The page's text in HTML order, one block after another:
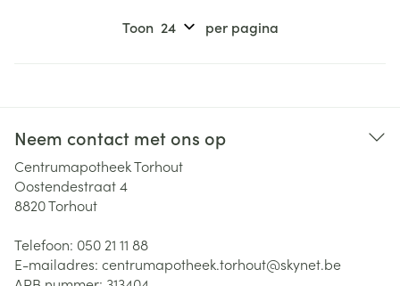
Toon per pagina
Neem contact met ons op
Centrumapotheek Torhout
Oostendestraat 4
8820Torhout
Telefoon: 050 21 11 88
E-mailadres: centrumapotheek.torhout@skynet.be